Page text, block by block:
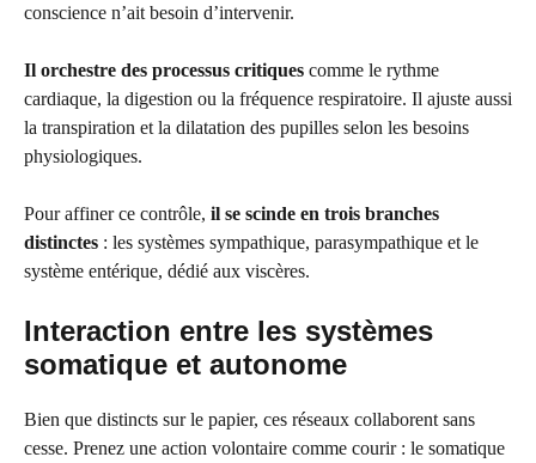
conscience n’ait besoin d’intervenir.
Il orchestre des processus critiques comme le rythme
cardiaque, la digestion ou la fréquence respiratoire. Il ajuste aussi
la transpiration et la dilatation des pupilles selon les besoins
physiologiques.
Pour affiner ce contrôle, il se scinde en trois branches
distinctes : les systèmes sympathique, parasympathique et le
système entérique, dédié aux viscères.
Interaction entre les systèmes
somatique et autonome
Bien que distincts sur le papier, ces réseaux collaborent sans
cesse. Prenez une action volontaire comme courir : le somatique